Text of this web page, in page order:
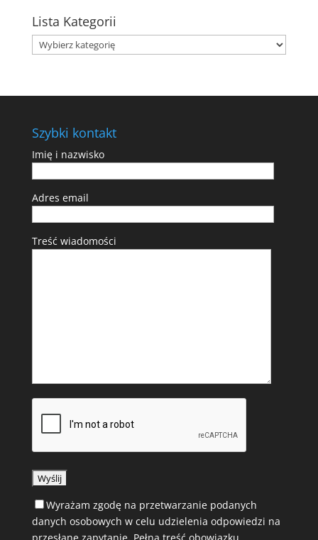
Lista Kategorii
Szybki kontakt
Imię i nazwisko
Adres email
Treść wiadomości
Wyrażam zgodę na przetwarzanie podanych
danych osobowych w celu udzielenia odpowiedzi na